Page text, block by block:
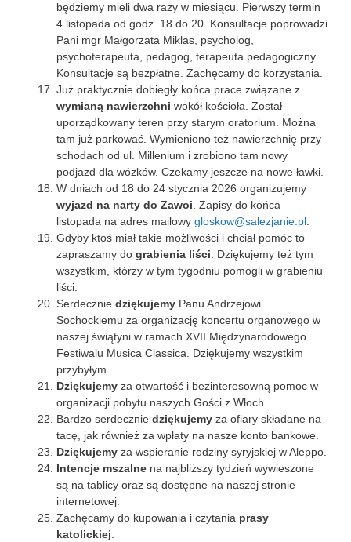
będziemy mieli dwa razy w miesiącu. Pierwszy termin
4 listopada od godz. 18 do 20. Konsultacje poprowadzi
Pani mgr Małgorzata Miklas, psycholog,
psychoterapeuta, pedagog, terapeuta pedagogiczny.
Konsultacje są bezpłatne. Zachęcamy do korzystania.
Już praktycznie dobiegły końca prace związane z
wymianą nawierzchni wokół kościoła. Został
uporządkowany teren przy starym oratorium. Można
tam już parkować. Wymieniono też nawierzchnię przy
schodach od ul. Millenium i zrobiono tam nowy
podjazd dla wózków. Czekamy jeszcze na nowe ławki.
W dniach od 18 do 24 stycznia 2026 organizujemy
wyjazd na narty do Zawoi. Zapisy do końca
listopada na adres mailowy gloskow@salezjanie.pl.
Gdyby ktoś miał takie możliwości i chciał pomóc to
zapraszamy do grabienia liści. Dziękujemy też tym
wszystkim, którzy w tym tygodniu pomogli w grabieniu
liści.
Serdecznie dziękujemy Panu Andrzejowi
Sochockiemu za organizację koncertu organowego w
naszej świątyni w ramach XVII Międzynarodowego
Festiwalu Musica Classica. Dziękujemy wszystkim
przybyłym.
Dziękujemy za otwartość i bezinteresowną pomoc w
organizacji pobytu naszych Gości z Włoch.
Bardzo serdecznie dziękujemy za ofiary składane na
tacę, jak również za wpłaty na nasze konto bankowe.
Dziękujemy za wspieranie rodziny syryjskiej w Aleppo.
Intencje mszalne na najbliższy tydzień wywieszone
są na tablicy oraz są dostępne na naszej stronie
internetowej.
Zachęcamy do kupowania i czytania prasy
katolickiej.